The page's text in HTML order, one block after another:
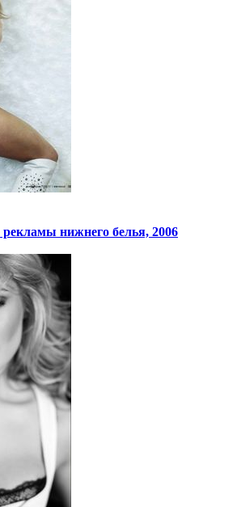
нижнего белья, 2006